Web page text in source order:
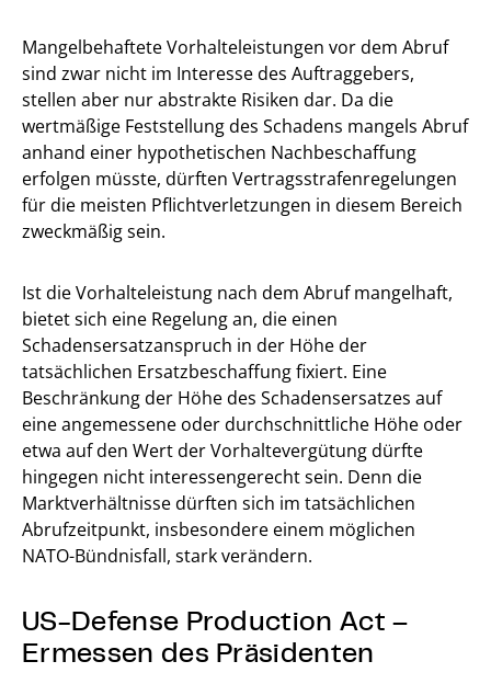
Mangelbehaftete Vorhalteleistungen vor dem Abruf
sind zwar nicht im Interesse des Auftraggebers,
stellen aber nur abstrakte Risiken dar. Da die
wertmäßige Feststellung des Schadens mangels Abruf
anhand einer hypothetischen Nachbeschaffung
erfolgen müsste, dürften Vertragsstrafenregelungen
für die meisten Pflichtverletzungen in diesem Bereich
zweckmäßig sein.
Ist die Vorhalteleistung nach dem Abruf mangelhaft,
bietet sich eine Regelung an, die einen
Schadensersatzanspruch in der Höhe der
tatsächlichen Ersatzbeschaffung fixiert. Eine
Beschränkung der Höhe des Schadensersatzes auf
eine angemessene oder durchschnittliche Höhe oder
etwa auf den Wert der Vorhaltevergütung dürfte
hingegen nicht interessengerecht sein. Denn die
Marktverhältnisse dürften sich im tatsächlichen
Abrufzeitpunkt, insbesondere einem möglichen
NATO-Bündnisfall, stark verändern.
US-Defense Production Act –
Ermessen des Präsidenten